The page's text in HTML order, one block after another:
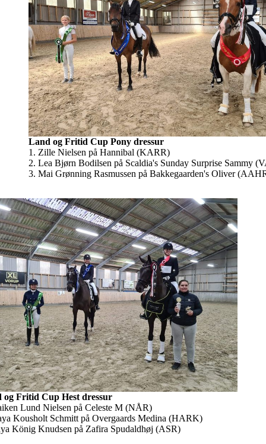
Land og Fritid Cup Pony dressur
1. Zille Nielsen på Hannibal (KARR)
2. Lea Bjørn Bodilsen på Scaldia's Sunday Surprise Sammy
3. Mai Grønning Rasmussen på Bakkegaarden's Oliver
og Fritid Cup Hest dressur
Lund Nielsen på Celeste M (NÅR)
Kousholt Schmitt på Overgaards Medina (HARK)
König Knudsen på Zafira Spudaldhøj (ASR)